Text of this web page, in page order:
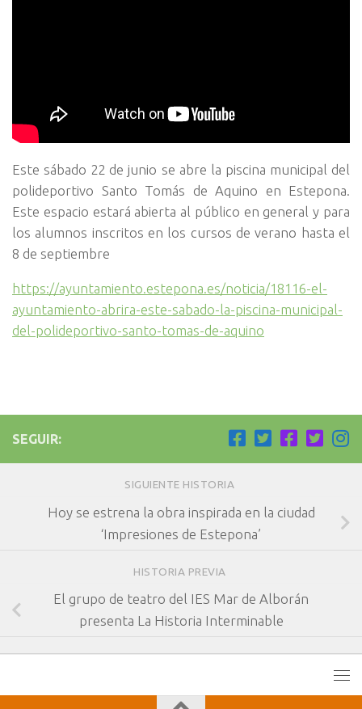
Este sábado 22 de junio se abre la piscina municipal del
polideportivo Santo Tomás de Aquino en Estepona.
Este espacio estará abierta al público en general y para
los alumnos inscritos en los cursos de verano hasta el
8 de septiembre
https://ayuntamiento.estepona.es/noticia/18116-el-
ayuntamiento-abrira-este-sabado-la-piscina-municipal-
del-polideportivo-santo-tomas-de-aquino
SEGUIR:
SIGUIENTE HISTORIA
Hoy se estrena la obra inspirada en la ciudad
‘Impresiones de Estepona’
HISTORIA PREVIA
El grupo de teatro del IES Mar de Alborán
presenta La Historia Interminable